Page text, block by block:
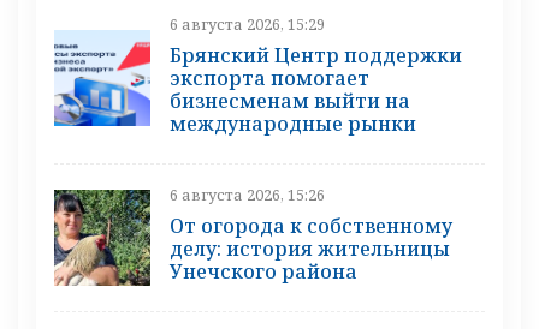
6 августа 2026, 15:29
Брянский Центр поддержки
экспорта помогает
бизнесменам выйти на
международные рынки
6 августа 2026, 15:26
От огорода к собственному
делу: история жительницы
Унечского района